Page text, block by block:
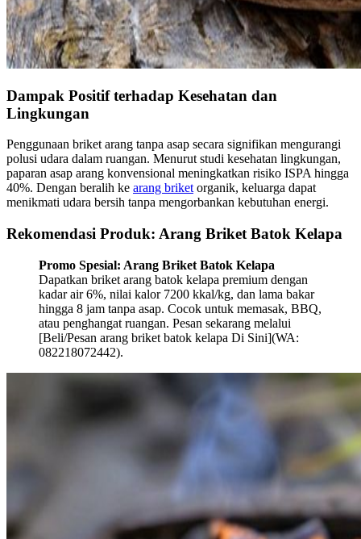
Dampak Positif terhadap Kesehatan dan
Lingkungan
Penggunaan briket arang tanpa asap secara signifikan mengurangi
polusi udara dalam ruangan. Menurut studi kesehatan lingkungan,
paparan asap arang konvensional meningkatkan risiko ISPA hingga
40%. Dengan beralih ke arang briket organik, keluarga dapat
menikmati udara bersih tanpa mengorbankan kebutuhan energi.
Rekomendasi Produk: Arang Briket Batok Kelapa
Promo Spesial: Arang Briket Batok Kelapa
Dapatkan briket arang batok kelapa premium dengan
kadar air 6%, nilai kalor 7200 kkal/kg, dan lama bakar
hingga 8 jam tanpa asap. Cocok untuk memasak, BBQ,
atau penghangat ruangan. Pesan sekarang melalui
[Beli/Pesan arang briket batok kelapa Di Sini](WA:
082218072442).